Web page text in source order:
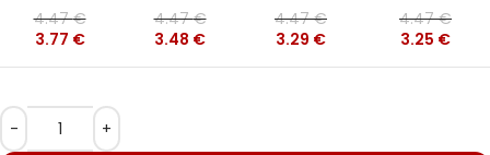
4.47€
3.77 €
4.47€
3.48 €
4.47€
3.29 €
4.47€
3.25 €